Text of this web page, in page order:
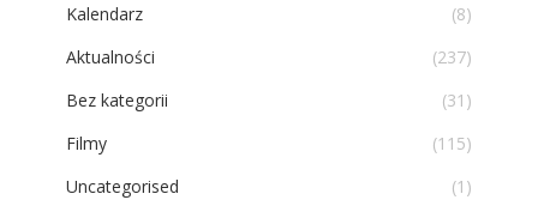
Kalendarz
(8)
Aktualności
(237)
Bez kategorii
(31)
Filmy
(115)
Uncategorised
(1)